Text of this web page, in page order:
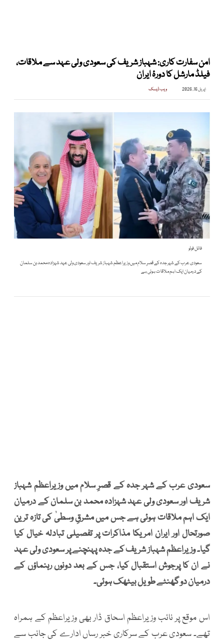
امن سفارت کاری: شہباز شریف کی سعودی ولی عہد سے ملاقات،
فیلڈ مارشل کا دورۂ ایران
اپریل 16, 2026 ویب ڈیسک
فائل فوٹو
سعودی عرب کے شہر جدہ کے قصرِ سلام میں وزیراعظم شہباز شریف اور سعودی ولی عہد شہزادہ محمد بن سلمان
کے درمیان ایک اہم ملاقات ہوئی ہے
سعودی عرب کے شہر جدہ کے قصرِ سلام میں وزیراعظم شہباز
شریف اور سعودی ولی عہد شہزادہ محمد بن سلمان کے درمیان
ایک اہم ملاقات ہوئی ہے جس میں مشرقِ وسطیٰ کی تازہ ترین
صورتحال اور ایران امریکا مذاکرات پر تفصیلی تبادلہ خیال کیا
گیا۔ وزیراعظم شہباز شریف کے جدہ پہنچنے پر سعودی ولی عہد
نے ان کا پرجوش استقبال کیا، جس کے بعد دونوں رہنماؤں کے
درمیان دو گھنٹے طویل بیٹھک ہوئی۔
اس موقع پر نائب وزیراعظم اسحاق ڈار بھی وزیراعظم کے ہمراہ
تھے۔ سعودی عرب کے سرکاری خبر رساں ادارے کی جانب سے